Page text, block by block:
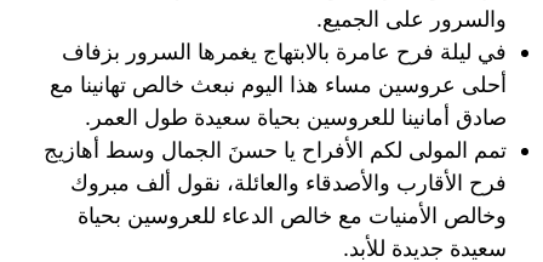
والسرور على الجميع.
في ليلة فرح عامرة بالابتهاج يغمرها السرور بزفاف
أحلى عروسين مساء هذا اليوم نبعث خالص تهانينا مع
صادق أمانينا للعروسين بحياة سعيدة طول العمر.
تمم المولى لكم الأفراح يا حسنَ الجمال وسط أهازيج
فرح الأقارب والأصدقاء والعائلة، نقول ألف مبروك
وخالص الأمنيات مع خالص الدعاء للعروسين بحياة
سعيدة جديدة للأبد.